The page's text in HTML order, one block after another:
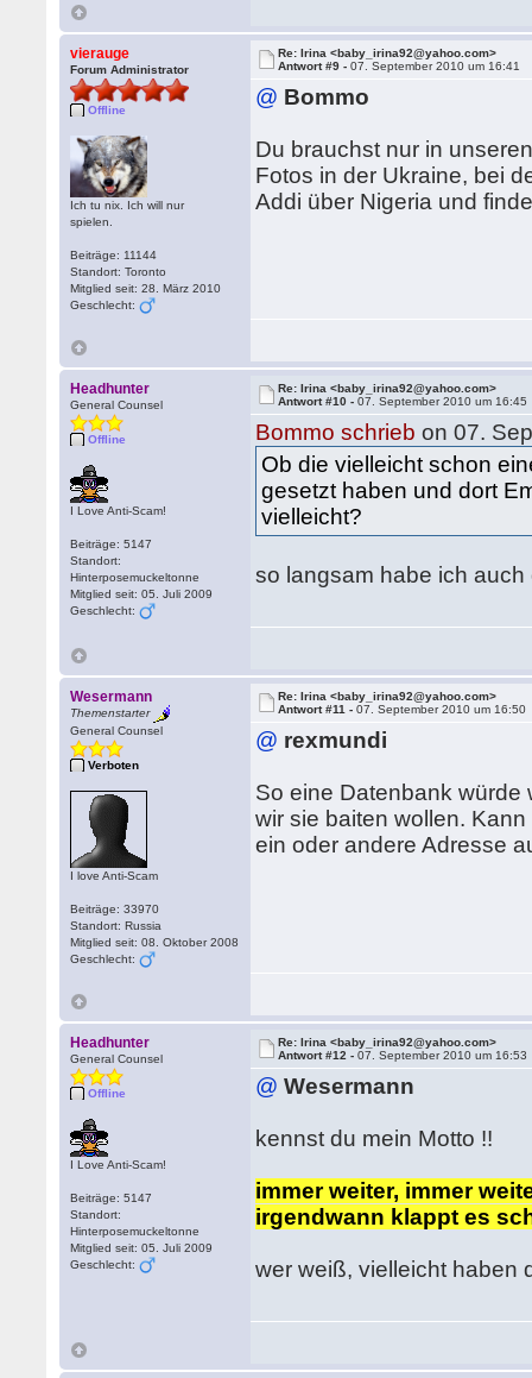
vierauge
Forum Administrator
Offline
Ich tu nix. Ich will nur
spielen.
Beiträge: 11144
Standort: Toronto
Mitglied seit: 28. März 2010
Geschlecht:
Re: Irina <baby_irina92@yahoo.com>
Antwort #9 -07. September 2010 um 16:41
@ Bommo
Du brauchst nur in
Fotos in der Ukraine, bei
Addi über Nigeria und
Headhunter
General Counsel
Offline
I Love Anti-Scam!
Beiträge: 5147
Standort:
Hinterposemuckeltonne
Mitglied seit: 05. Juli 2009
Geschlecht:
Re: Irina <baby_irina92@yahoo.com>
Antwort #10 -07. September 2010 um 16:45
Bommo schrieb on 07.
Ob die vielleicht schon
gesetzt haben und dort
vielleicht?
so langsam habe ich
Wesermann
Themenstarter
General Counsel
Verboten
I love Anti-Scam
Beiträge: 33970
Standort: Russia
Mitglied seit: 08. Oktober 2008
Geschlecht:
Re: Irina <baby_irina92@yahoo.com>
Antwort #11 -07. September 2010 um 16:50
@ rexmundi
So eine Datenbank
wir sie baiten wollen.
ein oder andere Adresse
Headhunter
General Counsel
Offline
I Love Anti-Scam!
Beiträge: 5147
Standort:
Hinterposemuckeltonne
Mitglied seit: 05. Juli 2009
Geschlecht:
Re: Irina <baby_irina92@yahoo.com>
Antwort #12 -07. September 2010 um 16:53
@ Wesermann
kennst du mein Motto !!
immer weiter, immer
irgendwann klappt es
wer weiß, vielleicht haben